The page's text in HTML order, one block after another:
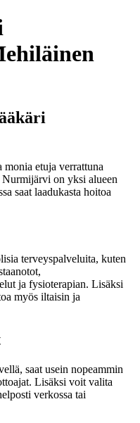
etuja verrattuna
on yksi alueen
saat laadukasta hoitoa
terveyspalveluita, kuten
ja fysioterapian. Lisäksi
myös iltaisin ja
saat usein nopeammin
Lisäksi voit valita
verkossa tai